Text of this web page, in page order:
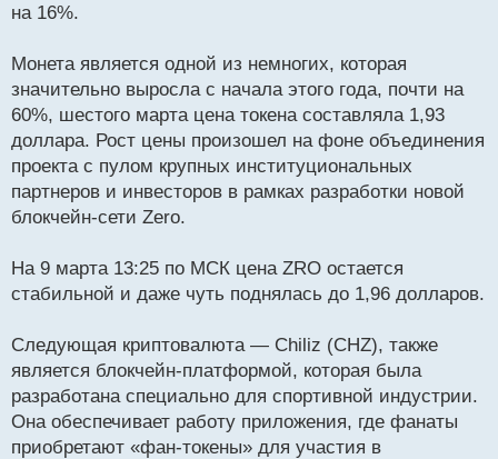
на 16%.
Монета является одной из немногих, которая
значительно выросла с начала этого года, почти на
60%, шестого марта цена токена составляла 1,93
доллара. Рост цены произошел на фоне объединения
проекта с пулом крупных институциональных
партнеров и инвесторов в рамках разработки новой
блокчейн-сети Zero.
На 9 марта 13:25 по МСК цена ZRO остается
стабильной и даже чуть поднялась до 1,96 долларов.
Следующая криптовалюта — Chiliz (CHZ), также
является блокчейн-платформой, которая была
разработана специально для спортивной индустрии.
Она обеспечивает работу приложения, где фанаты
приобретают «фан-токены» для участия в